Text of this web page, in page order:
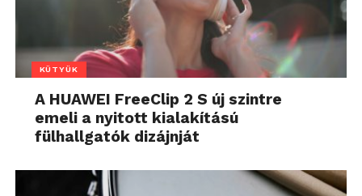
KÜTYÜK
A HUAWEI FreeClip 2 S új szintre
emeli a nyitott kialakítású
fülhallgatók dizájnját